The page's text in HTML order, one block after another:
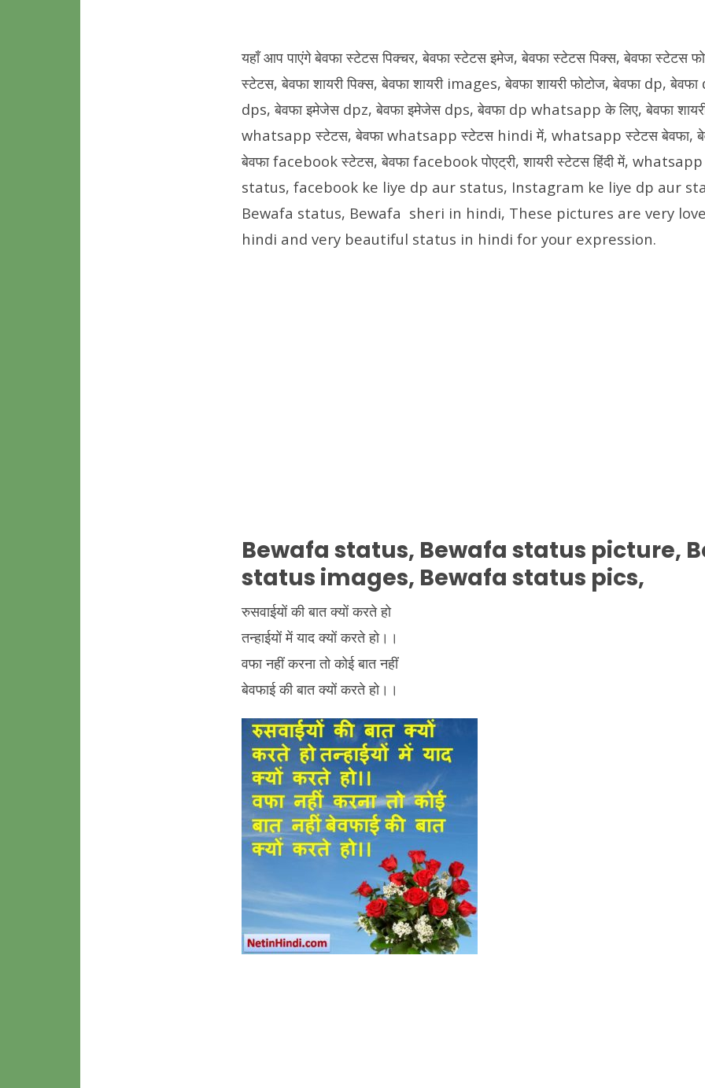
यहाँ आप पाएंगे बेवफा स्टेटस पिक्चर, बेवफा स्टेटस इमेज, बेवफा स्टेटस पिक्स, बेवफा स्टेटस
स्टेटस, बेवफा शायरी पिक्स, बेवफा शायरी images, बेवफा शायरी फोटोज, बेवफा dp,
dps, बेवफा इमेजेस dpz, बेवफा इमेजेस dps, बेवफा dp whatsapp के लिए, बेवफा
whatsapp स्टेटस, बेवफा whatsapp स्टेटस hindi में, whatsapp स्टेटस बेवफा,
बेवफा facebook स्टेटस, बेवफा facebook पोएट्री, शायरी स्टेटस हिंदी में,
status, facebook ke liye dp aur status, Instagram ke liye dp aur
Bewafa status, Bewafa sheri in hindi, These pictures are very
hindi and very beautiful status in hindi for your expression.
Bewafa status, Bewafa status picture,
status images, Bewafa status pics,
रुसवाईयों की बात क्यों करते हो
तन्हाईयों में याद क्यों करते हो।।
वफा नहीं करना तो कोई बात नहीं
बेवफाई की बात क्यों करते हो।।